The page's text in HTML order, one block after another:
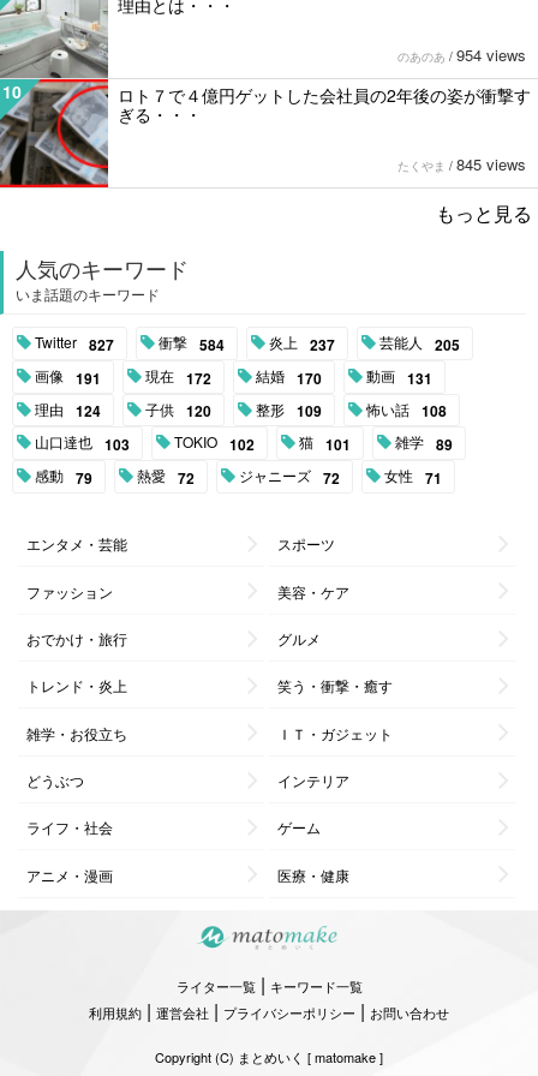
のあのあ / 954 views
10
ロト７で４億円ゲットした会社員の2年後の姿が衝撃す
ぎる・・・
たくやま / 845 views
もっと見る
人気のキーワード
いま話題のキーワード
Twitter 827 衝撃 584 炎上 237 芸能人 205
画像 191 現在 172 結婚 170 動画 131
理由 124 子供 120 整形 109 怖い話 108
山口達也 103 TOKIO 102 猫 101 雑学 89
感動 79 熱愛 72 ジャニーズ 72 女性 71
エンタメ・芸能 スポーツ
ファッション 美容・ケア
おでかけ・旅行 グルメ
トレンド・炎上 笑う・衝撃・癒す
雑学・お役立ち ＩＴ・ガジェット
どうぶつ インテリア
ライフ・社会 ゲーム
アニメ・漫画 医療・健康
ライター一覧| キーワード一覧
利用規約 | 運営会社 | プライバシーポリシー | お問い合わせ
Copyright (C) まとめいく [ matomake ]